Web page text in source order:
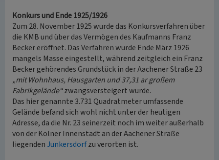
Konkurs und Ende 1925/1926
Zum 28. November 1925 wurde das Konkursverfahren über
die KMB und über das Vermögen des Kaufmanns Franz
Becker eröffnet. Das Verfahren wurde Ende März 1926
mangels Masse eingestellt, während zeitgleich ein Franz
Becker gehörendes Grundstück in der Aachener Straße 23
„mit Wohnhaus, Hausgarten und 37,31 ar großem
Fabrikgelände“zwangsversteigert wurde.
Das hier genannte 3.731 Quadratmeter umfassende
Gelände befand sich wohl nicht unter der heutigen
Adresse, da die Nr. 23 seinerzeit noch im weiter außerhalb
von der Kölner Innenstadt an der Aachener Straße
liegendenJunkersdorfzu verorten ist.